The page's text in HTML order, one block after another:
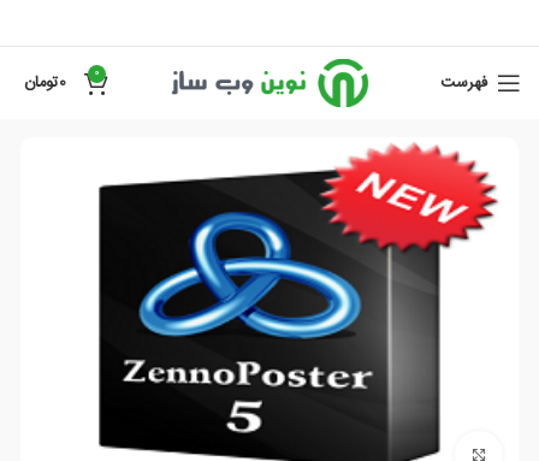
فهرست 0
0تومان
برای بزرگنمایی کلیک کنید